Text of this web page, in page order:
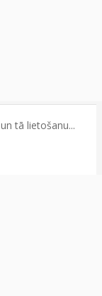
tā lietošanu...